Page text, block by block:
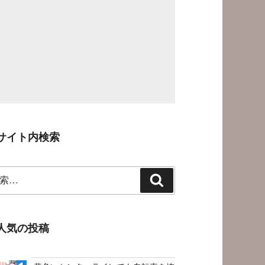
イト内検索
索
気の投稿